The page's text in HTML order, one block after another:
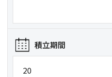
積立期間